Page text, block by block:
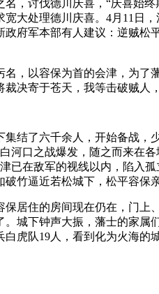
，讨伐德川庆喜，“庆喜
大处理德川庆喜。4月11日
府军本部有人建议：逆贼
，以容保为首的会津，为
决寄于苍天，我等击破贼人
结了六千余人，开始备战
口之战爆发，随之而来在
已在敌军的视线以内，陷入
竹逼近若松城下，松平容保
居住的房间现在仍在，门
城下钟声大振，藩士的家
虎队19人，看到化为火海